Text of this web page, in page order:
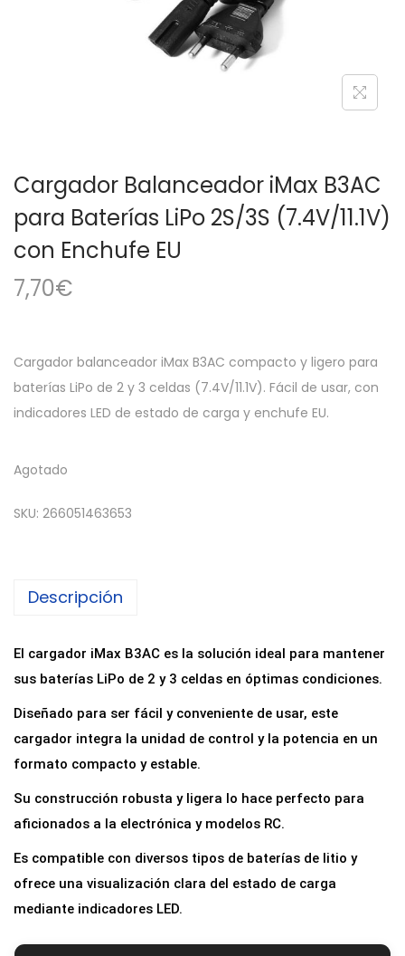
a
c
d
Cargador Balanceador iMax B3AC
para Baterías LiPo 2S/3S (7.4V/11.1V)
con Enchufe EU
7,70€
Cargador balanceador iMax B3AC compacto y ligero para
baterías LiPo de 2 y 3 celdas (7.4V/11.1V). Fácil de usar, con
indicadores LED de estado de carga y enchufe EU.
Agotado
SKU: 266051463653
Descripción
El cargador iMax B3AC es la solución ideal para mantener
sus baterías LiPo de 2 y 3 celdas en óptimas condiciones.
Diseñado para ser fácil y conveniente de usar, este
cargador integra la unidad de control y la potencia en un
formato compacto y estable.
Su construcción robusta y ligera lo hace perfecto para
aficionados a la electrónica y modelos RC.
Es compatible con diversos tipos de baterías de litio y
ofrece una visualización clara del estado de carga
mediante indicadores LED.